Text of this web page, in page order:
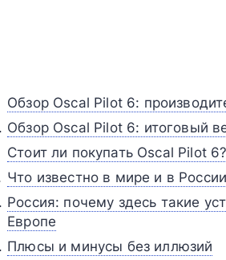
Обзор Oscal Pilot 6:
Обзор Oscal Pilot 6: итоговый
Стоит ли покупать Oscal Pilot 6?
Что известно в мире и в России
Россия: почему здесь такие
Европе
Плюсы и минусы без иллюзий